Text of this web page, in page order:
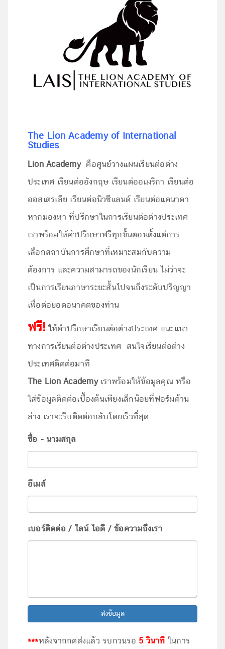
The Lion Academy of International
Studies
Lion Academyคือศูนย์วางแผนเรียนต่อต่าง
ประเทศ เรียนต่ออังกฤษ เรียนต่ออเมริกา เรียนต่อ
ออสเตรเลีย เรียนต่อนิวซีแลนด์ เรียนต่อแคนาดา
หากมองหา ที่ปรีกษาในการเรียนต่อต่างประเทศ
เราพร้อมให้คำปรึกษาฟรีทุกขั้นตอนตั้งแต่การ
เลือกสถาบันการศึกษาที่เหมาะสมกับความ
ต้องการ และความสามารถของนักเรียน ไม่ว่าจะ
เป็นการเรียนภาษาระยะสั้นไปจนถึงระดับปริญญา
เพื่อต่อยอดอนาคตของท่าน
ฟรี! ให้คำปรึกษาเรียนต่อต่างประเทศ แนะแนว
ทางการเรียนต่อต่างประเทศ สนใจเรียนต่อต่าง
ประเทศติดต่อมาที
The Lion Academy เราพร้อมให้ข้อมูลคุณ หรือ
ใส่ข้อมูลติดต่อเบื้องต้นเพียงเล็กน้อยที่ฟอร์มด้าน
ล่าง เราจะรีบติดต่อกลับโดยเร็วทึ่สุด..
ชื่อ - นามสกุล
อีเมล์
เบอร์ติดต่อ / ไลน์ ไอดี / ข้อความถึงเรา
ส่งข้อมูล
***หลังจากกดส่งแล้ว รบกวนรอ 5 วินาที ในการ